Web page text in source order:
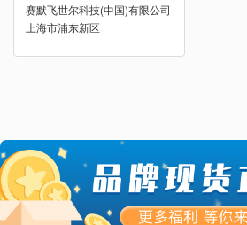
赛默飞世尔科技(中国)有限公司
上海市浦东新区